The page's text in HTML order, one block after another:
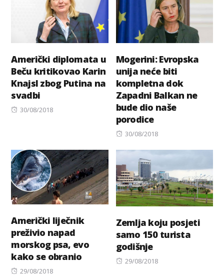
Američki diplomata u
Beču kritikovao Karin
Knajsl zbog Putina na
svadbi
Posted
30/08/2018
Mogerini: Evropska
unija neće biti
kompletna dok
Zapadni Balkan ne
bude dio naše
porodice
Posted
30/08/2018
Američki liječnik
preživio napad
morskog psa, evo
kako se obranio
Posted
29/08/2018
Zemlja koju posjeti
samo 150 turista
godišnje
Posted
29/08/2018